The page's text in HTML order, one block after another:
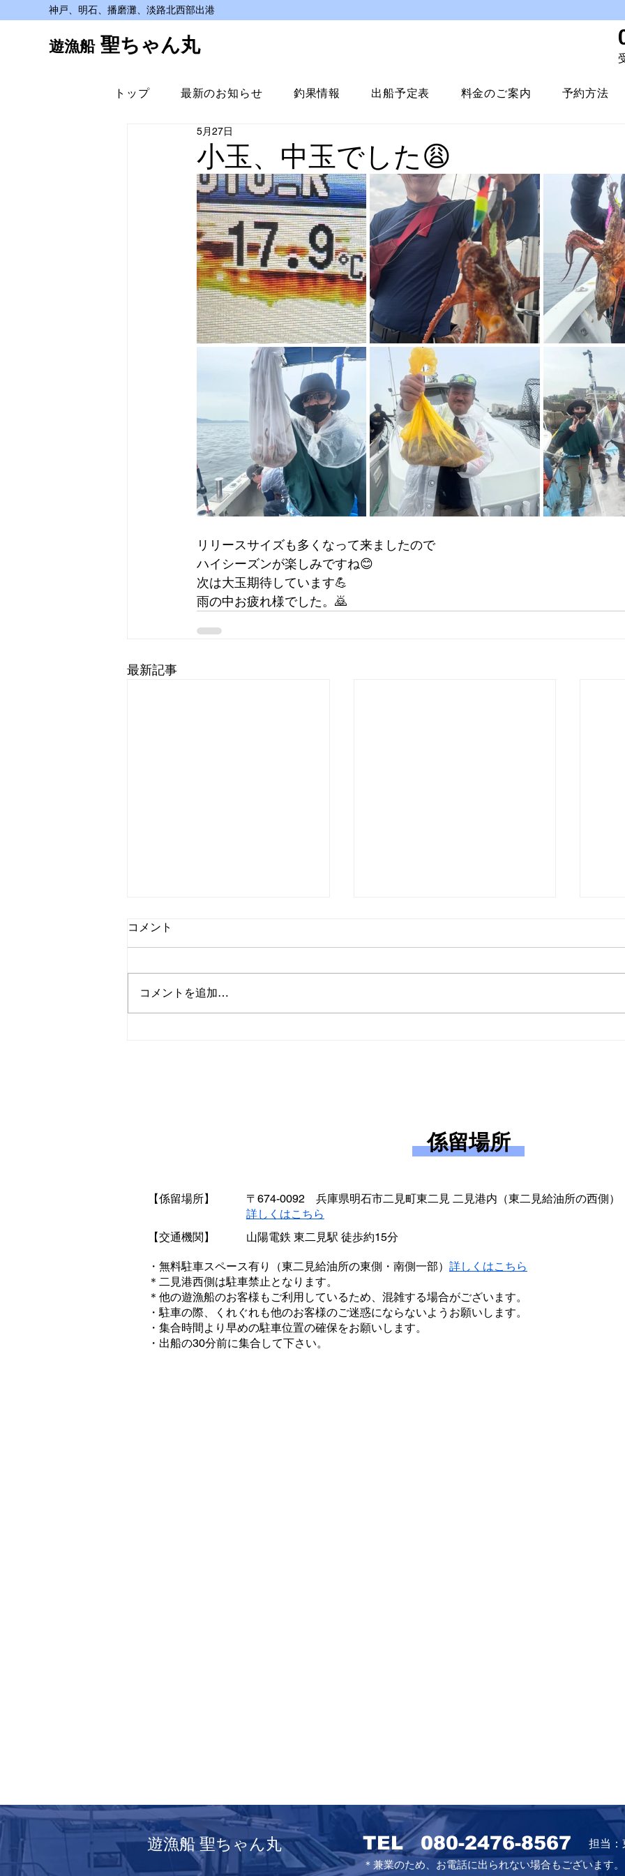
神戸、明石、播磨灘、淡路北西部出港
遊漁船聖ちゃん丸
トップ 最新のお知らせ 釣果情報 出船予定表 料金のご案内 予約方法
小玉、中玉でした😩
5月27日
リリースサイズも多くなって来ましたので
ハイシーズンが楽しみですね😊
次は大玉期待しています💪
雨の中お疲れ様でした。🙇
最新記事
コメント
コメントを追加…
係留場所
【係留場所】
〒674-0092 兵庫県明石市二見町東二見 二見港内（東二見給油所の西側）
​詳しくはこちら
【交通機関】
山陽電鉄 東二見駅 徒歩約15分
・無料駐車スペース有り（東二見給油所の東側・南側一部） ​詳しくはこちら
​＊二見港西側は駐車禁止となります。
＊他の遊漁船のお客様もご利用しているため、混雑する場合がございます。
・駐車の際、くれぐれも他のお客様のご迷惑にならないようお願いします。
・集合時間より早めの駐車位置の確保をお願いします。​
・出船の30分前に集合して下さい。
遊漁船 聖ちゃん丸 TEL 080-2476-8567 担当：
＊兼業のため、お電話に出られない場合もございます。